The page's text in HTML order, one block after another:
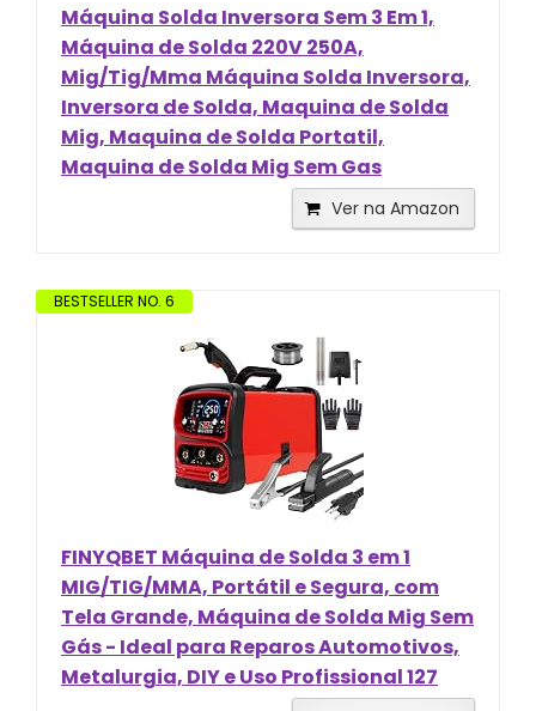
Máquina Solda Inversora Sem 3 Em 1,
Máquina de Solda 220V 250A,
Mig/Tig/Mma Máquina Solda Inversora,
Inversora de Solda, Maquina de Solda
Mig, Maquina de Solda Portatil,
Maquina de Solda Mig Sem Gas
Ver na Amazon
BESTSELLER NO. 6
FINYQBET Máquina de Solda 3 em 1
MIG/TIG/MMA, Portátil e Segura, com
Tela Grande, Máquina de Solda Mig Sem
Gás - Ideal para Reparos Automotivos,
Metalurgia, DIY e Uso Profissional 127